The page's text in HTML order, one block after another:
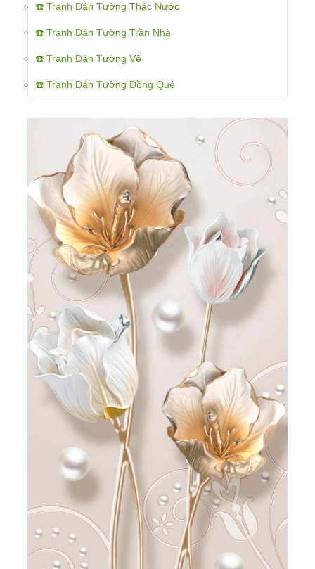
☎️ Tranh Dán Tường Thác Nước
☎️ Tranh Dán Tường Trần Nhà
☎️ Tranh Dán Tường Vẽ
☎️ Tranh Dán Tường Đồng Quê